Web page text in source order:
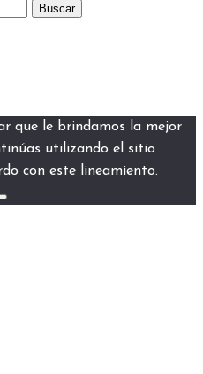
que le brindamos la mejor
utilizando el sitio
con este lineamiento.